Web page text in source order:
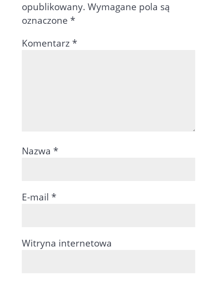
opublikowany. Wymagane pola są
oznaczone *
Komentarz *
Nazwa *
E-mail *
Witryna internetowa